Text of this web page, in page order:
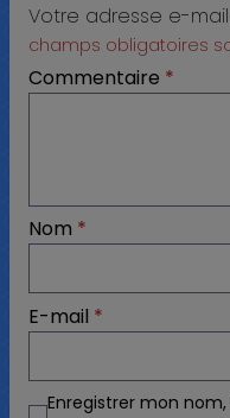
Votre adresse e-
champs obligatoires
Commentaire *
Nom *
E-mail *
Enregistrer mon